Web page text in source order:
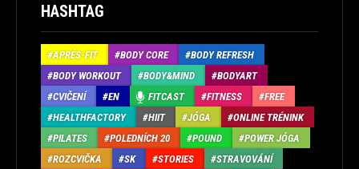
HASHTAG
APRÉS-FIT BODY CORE
BODY REFRESH
BODY WORKOUT
BODY&MIND
BODYART
CVIČENÍ
EN FITCAST FITNESS
FREE
HEALTHFACTORY
HIIT JÓGA
ONLINE TRÉNINK
PILATES
POLEDNÍCH 20 POUND
POWER JÓGA
ROZCVIČKA
SK STORIES
STRAVOVÁNÍ